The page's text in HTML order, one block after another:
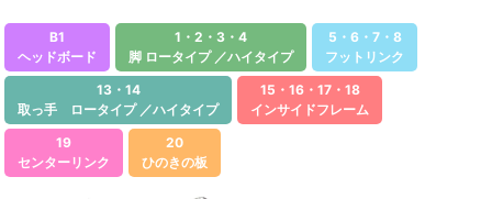
B1
ヘッドボード
1・2・3・4
脚 ロータイプ ／ハイタイプ
5・6・7・8
フットリンク
13・14
取っ手 ロータイプ ／ハイタイプ
15・16・17・18
インサイドフレーム
19
センターリンク
20
ひのきの板